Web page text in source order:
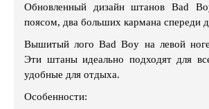
Обновленный дизайн штанов Bad
поясом, два больших кармана спереди
Вышитый лого Bad Boy на левой
Эти штаны идеально подходят для
удобные для отдыха.
Особенности: